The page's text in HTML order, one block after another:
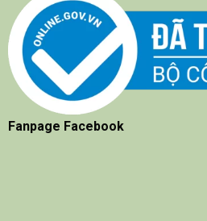
Fanpage Facebook